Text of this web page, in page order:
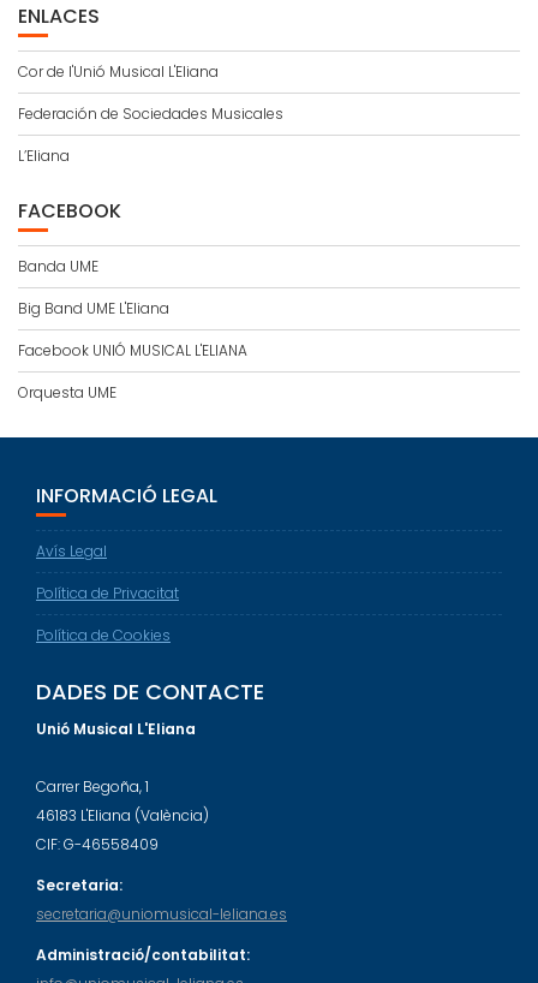
ENLACES
Cor de l'Unió Musical L'Eliana
Federación de Sociedades Musicales
L’Eliana
FACEBOOK
Banda UME
Big Band UME L'Eliana
Facebook UNIÓ MUSICAL L'ELIANA
Orquesta UME
INFORMACIÓ LEGAL
Avís Legal
Política de Privacitat
Política de Cookies
DADES DE CONTACTE
Unió Musical L'Eliana
Carrer Begoña, 1
46183 L'Eliana (València)
CIF: G-46558409
Secretaria:
secretaria@uniomusical-leliana.es
Administració/contabilitat: